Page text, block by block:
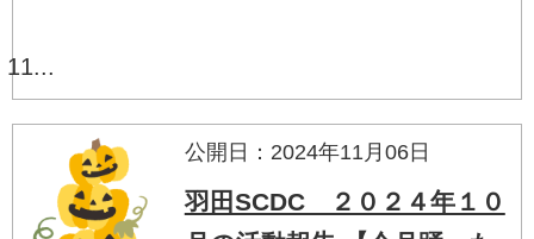
11...
公開日：2024年11月06日
羽田SCDC ２０２４年１０